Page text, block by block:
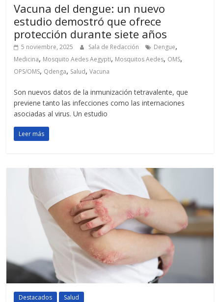
Vacuna del dengue: un nuevo
estudio demostró que ofrece
protección durante siete años
5 noviembre, 2025 Sala de Redacción Dengue,
Medicina, Mosquito Aedes Aegypti, Mosquitos Aedes, OMS,
OPS/OMS, Qdenga, Salud,Vacuna
Son nuevos datos de la inmunización tetravalente, que
previene tanto las infecciones como las internaciones
asociadas al virus. Un estudio
Leer más
Destacados Salud